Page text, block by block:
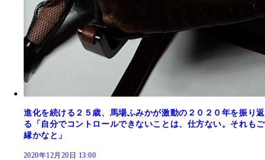
進化を続ける２５歳、馬場ふみかが激動の２０２０年を振り返
る「自分でコントロールできないことは、仕方ない。それもご
縁かなと」
2020年12月20日 13:00